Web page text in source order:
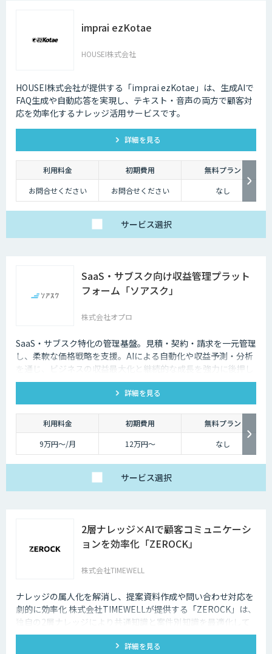
imprai ezKotae
HOUSEI株式会社
HOUSEI株式会社が提供する「imprai ezKotae」は、生成AIで
FAQ生成や自動応答を実現し、テキスト・音声の両方で顧客対
応を効率化するナレッジ活用サービスです。
詳細を見る
利用料金 初期費用
無料プラン
お問合せください
お問合せください なし
サービス選択
SaaS・サブスク向け収益管理プラット
フォーム「ソアスク」
株式会社オプロ
SaaS・サブスク特化の管理基盤。見積・契約・請求を一元管理
し、柔軟な価格戦略を支援。AIによる自動化や収益予測・分析
を通じ、ビジネスの収益最大化と継続的な成長を強力に後押し
します。
詳細を見る
利用料金 初期費用
無料プラン
9万円〜/月
12万円〜 なし
サービス選択
2層ナレッジ×AIで顧客コミュニケーシ
ョンを効率化「ZEROCK」
株式会社TIMEWELL
ナレッジの属人化を解消し、提案資料作成や問い合わせ対応を
劇的に効率化 株式会社TIMEWELLが提供する「ZEROCK」は、
独自の2層ナレッジにより共通知識と案件別知識を最適化して
活用できるAIエージェントです 。資料作成や返信工数を最大
80%削減し、商談獲得までを自動化します。
詳細を見る